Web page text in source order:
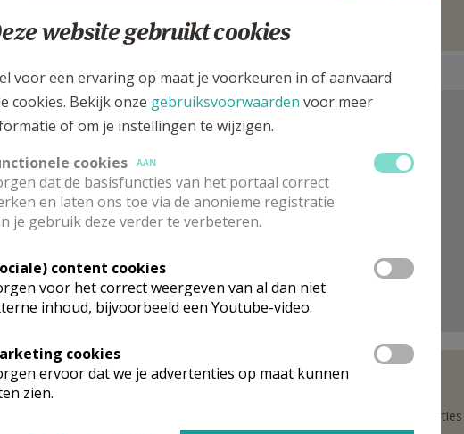
015 27 19 90
De Deckerstraat 48, 2800 Mechelen
wat je zocht? Hier vind je links naar de gegevens van andere
website gebruikt cookies
voor een ervaring op maat je voorkeuren in of aanvaard
cookies. Bekijk onze gebruiksvoorwaarden voor meer
of om je instellingen te wijzigen.
cookies
AAN
dat de basisfuncties van het portaal correct
en laten ons toe via de anonieme registratie
je gebruik deze verder te verbeteren.
content cookies
voor het correct weergeven van al dan niet
inhoud, bijvoorbeeld een Youtube-video.
cookies
ervoor dat we je advertenties op maat kunnen
zien.